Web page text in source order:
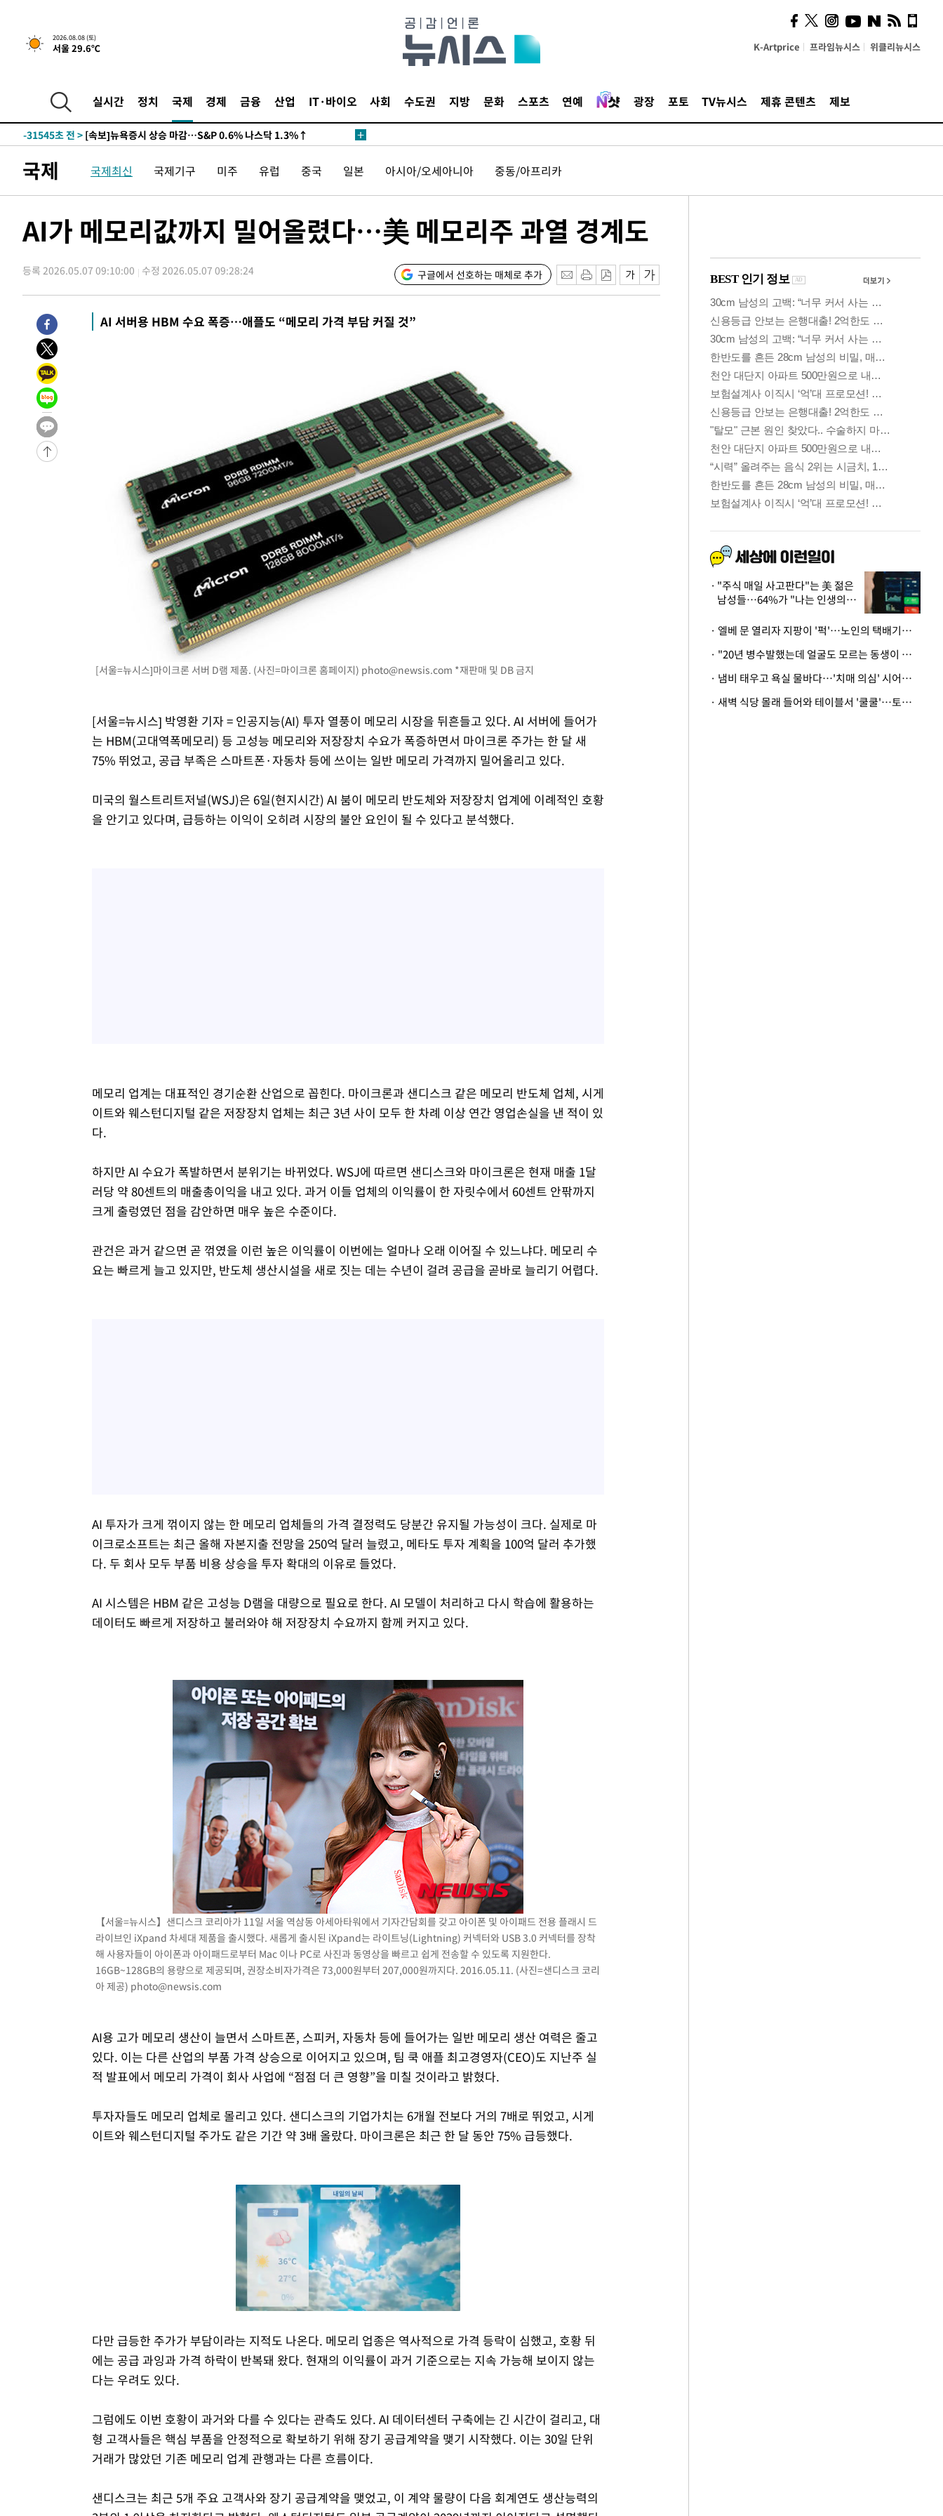
2026.08.08 (토)
서울 29.6℃ K-Artprice 프라임뉴시스 위클리뉴시스
실시간 정치 국제 경제 금융 산업 IT·바이오 사회 수도권 지방 문화 스포츠 연예 광장 포토 TV뉴시스 제휴 콘텐츠 제보
-31545초 전 > [속보]뉴욕증시 상승 마감…S&P 0.6% 나스닥 1.3%↑
국제 국제최신 국제기구 미주 유럽 중국 일본 아시아/오세아니아 중동/아프리카
AI가 메모리값까지 밀어올렸다…美 메모리주 과열 경계도
등록 2026.05.07 09:10:00 수정 2026.05.07 09:28:24 구글에서 선호하는 매체로 추가
AI 서버용 HBM 수요 폭증…애플도 “메모리 가격 부담 커질 것”
[서울=뉴시스]마이크론 서버 D램 제품. (사진=마이크론 홈페이지) photo@newsis.com *재판매 및 DB 금지
[서울=뉴시스] 박영환 기자 = 인공지능(AI) 투자 열풍이 메모리 시장을 뒤흔들고 있다. AI 서버에 들어가
는 HBM(고대역폭메모리) 등 고성능 메모리와 저장장치 수요가 폭증하면서 마이크론 주가는 한 달 새
75% 뛰었고, 공급 부족은 스마트폰·자동차 등에 쓰이는 일반 메모리 가격까지 밀어올리고 있다.
미국의 월스트리트저널(WSJ)은 6일(현지시간) AI 붐이 메모리 반도체와 저장장치 업계에 이례적인 호황
을 안기고 있다며, 급등하는 이익이 오히려 시장의 불안 요인이 될 수 있다고 분석했다.
메모리 업계는 대표적인 경기순환 산업으로 꼽힌다. 마이크론과 샌디스크 같은 메모리 반도체 업체, 시게
이트와 웨스턴디지털 같은 저장장치 업체는 최근 3년 사이 모두 한 차례 이상 연간 영업손실을 낸 적이 있
다.
하지만 AI 수요가 폭발하면서 분위기는 바뀌었다. WSJ에 따르면 샌디스크와 마이크론은 현재 매출 1달
러당 약 80센트의 매출총이익을 내고 있다. 과거 이들 업체의 이익률이 한 자릿수에서 60센트 안팎까지
크게 출렁였던 점을 감안하면 매우 높은 수준이다.
관건은 과거 같으면 곧 꺾였을 이런 높은 이익률이 이번에는 얼마나 오래 이어질 수 있느냐다. 메모리 수
요는 빠르게 늘고 있지만, 반도체 생산시설을 새로 짓는 데는 수년이 걸려 공급을 곧바로 늘리기 어렵다.
AI 투자가 크게 꺾이지 않는 한 메모리 업체들의 가격 결정력도 당분간 유지될 가능성이 크다. 실제로 마
이크로소프트는 최근 올해 자본지출 전망을 250억 달러 늘렸고, 메타도 투자 계획을 100억 달러 추가했
다. 두 회사 모두 부품 비용 상승을 투자 확대의 이유로 들었다.
AI 시스템은 HBM 같은 고성능 D램을 대량으로 필요로 한다. AI 모델이 처리하고 다시 학습에 활용하는
데이터도 빠르게 저장하고 불러와야 해 저장장치 수요까지 함께 커지고 있다.
【서울=뉴시스】샌디스크 코리아가 11일 서울 역삼동 아세아타워에서 기자간담회를 갖고 아이폰 및 아이패드 전용 플래시 드
라이브인 iXpand 차세대 제품을 출시했다. 새롭게 출시된 iXpand는 라이트닝(Lightning) 커넥터와 USB 3.0 커넥터를 장착
해 사용자들이 아이폰과 아이패드로부터 Mac 이나 PC로 사진과 동영상을 빠르고 쉽게 전송할 수 있도록 지원한다.
16GB~128GB의 용량으로 제공되며, 권장소비자가격은 73,000원부터 207,000원까지다. 2016.05.11. (사진=샌디스크 코리
아 제공) photo@newsis.com
AI용 고가 메모리 생산이 늘면서 스마트폰, 스피커, 자동차 등에 들어가는 일반 메모리 생산 여력은 줄고
있다. 이는 다른 산업의 부품 가격 상승으로 이어지고 있으며, 팀 쿡 애플 최고경영자(CEO)도 지난주 실
적 발표에서 메모리 가격이 회사 사업에 “점점 더 큰 영향”을 미칠 것이라고 밝혔다.
투자자들도 메모리 업체로 몰리고 있다. 샌디스크의 기업가치는 6개월 전보다 거의 7배로 뛰었고, 시게
이트와 웨스턴디지털 주가도 같은 기간 약 3배 올랐다. 마이크론은 최근 한 달 동안 75% 급등했다.
Mute
다만 급등한 주가가 부담이라는 지적도 나온다. 메모리 업종은 역사적으로 가격 등락이 심했고, 호황 뒤
에는 공급 과잉과 가격 하락이 반복돼 왔다. 현재의 이익률이 과거 기준으로는 지속 가능해 보이지 않는
다는 우려도 있다.
그럼에도 이번 호황이 과거와 다를 수 있다는 관측도 있다. AI 데이터센터 구축에는 긴 시간이 걸리고, 대
형 고객사들은 핵심 부품을 안정적으로 확보하기 위해 장기 공급계약을 맺기 시작했다. 이는 30일 단위
거래가 많았던 기존 메모리 업계 관행과는 다른 흐름이다.
샌디스크는 최근 5개 주요 고객사와 장기 공급계약을 맺었고, 이 계약 물량이 다음 회계연도 생산능력의
시, 스마트폰 액세서리에
NFC 더했다
"주식 매일 사고판다"는 美 젊은
남성들…64%가 "나는 인생의
· 엘베 문 열리자 지팡이 '퍽'…노인의 택배기사 폭행 이유
· "20년 병수발했는데 얼굴도 모르는 동생이 유산 절반을"…배다른 형제 상속권 있을까
· 냄비 태우고 욕실 물바다…'치매 의심' 시어머니 검사 권유했다가 '날벼락'
· 새벽 식당 몰래 들어와 테이블서 '쿨쿨'…토사물 남기고 사라진 남성